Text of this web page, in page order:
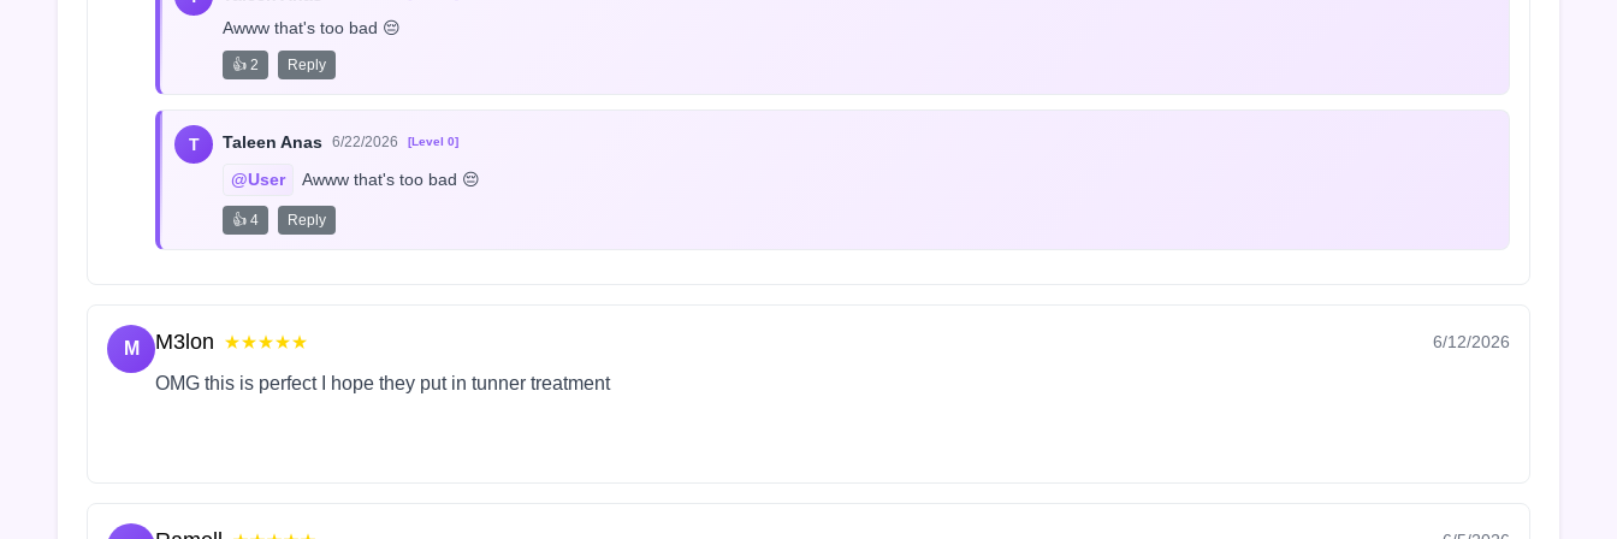
Awww that's too bad 😔
👍 2 Reply
T Taleen Anas 6/22/2026 [Level 0]
@User Awww that's too bad 😔
👍 4 Reply
M M3lon ★★★★★ 6/12/2026
OMG this is perfect I hope they put in tunner treatment